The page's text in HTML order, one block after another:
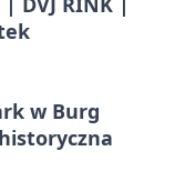
w Burg